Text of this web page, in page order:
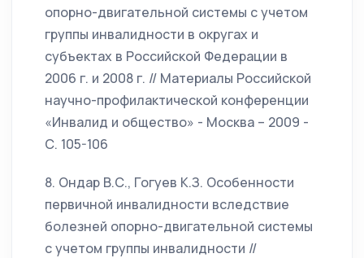
опорно-двигательной системы с учетом
группы инвалидности в округах и
субъектах в Российской Федерации в
2006 г. и 2008 г. // Материалы Российской
научно-профилактической конференции
«Инвалид и общество» - Москва – 2009 -
С. 105-106
8. Ондар В.С., Гогуев К.З. Особенности
первичной инвалидности вследствие
болезней опорно-двигательной системы
с учетом группы инвалидности //